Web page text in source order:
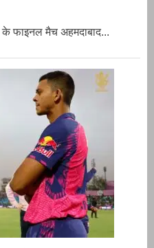
फाइनल मैच अहमदाबाद...